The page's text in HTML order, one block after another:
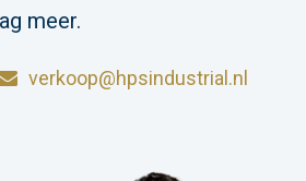
meer.
verkoop@hpsindustrial.nl